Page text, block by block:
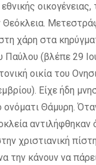
Θεόκλεια.
χάρη στα
(βλέπε 29
οικία του
Είχε ήδη
ονόματι Θάμυρη.
αντιλήφθηκαν
χριστιανική
την κάνουν να